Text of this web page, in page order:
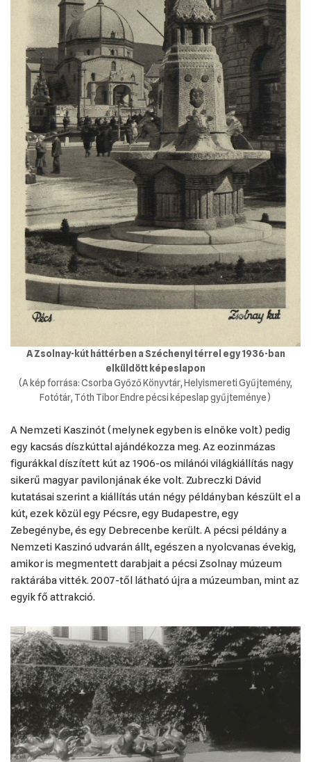
A Zsolnay-kút háttérben a Széchenyi térrel egy 1936-ban
elküldött képeslapon
(A kép forrása: Csorba Győző Könyvtár, Helyismereti Gyűjtemény,
Fotótár, Tóth Tibor Endre pécsi képeslap gyűjteménye)
A Nemzeti Kaszinót (melynek egyben is elnöke volt) pedig
egy kacsás díszkúttal ajándékozza meg. Az eozinmázas
figurákkal díszített kút az 1906-os milánói világkiállítás nagy
sikerű magyar pavilonjának éke volt. Zubreczki Dávid
kutatásai szerint a kiállítás után négy példányban készült el a
kút, ezek közül egy Pécsre, egy Budapestre, egy
Zebegénybe, és egy Debrecenbe került. A pécsi példány a
Nemzeti Kaszinó udvarán állt, egészen a nyolcvanas évekig,
amikor is megmentett darabjait a pécsi Zsolnay múzeum
raktárába vitték. 2007-től látható újra a múzeumban, mint az
egyik fő attrakció.